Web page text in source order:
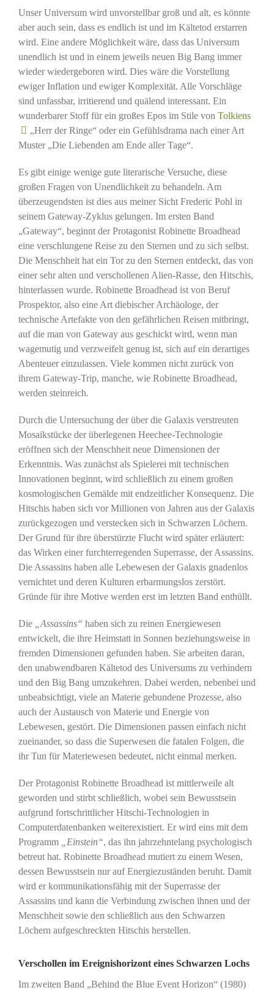
Unser Universum wird unvorstellbar groß und alt, es könnte
aber auch sein, dass es endlich ist und im Kältetod erstarren
wird. Eine andere Möglichkeit wäre, dass das Universum
unendlich ist und in einem jeweils neuen Big Bang immer
wieder wiedergeboren wird. Dies wäre die Vorstellung
ewiger Inflation und ewiger Komplexität. Alle Vorschläge
sind unfassbar, irritierend und quälend interessant. Ein
wunderbarer Stoff für ein großes Epos im Stile von Tolkiens
„Herr der Ringe“ oder ein Gefühlsdrama nach einer Art
Muster „Die Liebenden am Ende aller Tage“.
Es gibt einige wenige gute literarische Versuche, diese
großen Fragen von Unendlichkeit zu behandeln. Am
überzeugendsten ist dies aus meiner Sicht Frederic Pohl in
seinem Gateway-Zyklus gelungen. Im ersten Band
„Gateway“, beginnt der Protagonist Robinette Broadhead
eine verschlungene Reise zu den Sternen und zu sich selbst.
Die Menschheit hat ein Tor zu den Sternen entdeckt, das von
einer sehr alten und verschollenen Alien-Rasse, den Hitschis,
hinterlassen wurde. Robinette Broadhead ist von Beruf
Prospektor, also eine Art diebischer Archäologe, der
technische Artefakte von den gefährlichen Reisen mitbringt,
auf die man von Gateway aus geschickt wird, wenn man
wagemutig und verzweifelt genug ist, sich auf ein derartiges
Abenteuer einzulassen. Viele kommen nicht zurück von
ihrem Gateway-Trip, manche, wie Robinette Broadhead,
werden steinreich.
Durch die Untersuchung der über die Galaxis verstreuten
Mosaikstücke der überlegenen Heechee-Technologie
eröffnen sich der Menschheit neue Dimensionen der
Erkenntnis. Was zunächst als Spielerei mit technischen
Innovationen beginnt, wird schließlich zu einem großen
kosmologischen Gemälde mit endzeitlicher Konsequenz. Die
Hitschis haben sich vor Millionen von Jahren aus der Galaxis
zurückgezogen und verstecken sich in Schwarzen Löchern.
Der Grund für ihre überstürzte Flucht wird später erläutert:
das Wirken einer furchterregenden Superrasse, der Assassins.
Die Assassins haben alle Lebewesen der Galaxis gnadenlos
vernichtet und deren Kulturen erbarmungslos zerstört.
Gründe für ihre Motive werden erst im letzten Band enthüllt.
Die „Assassins“ haben sich zu reinen Energiewesen
entwickelt, die ihre Heimstatt in Sonnen beziehungsweise in
fremden Dimensionen gefunden haben. Sie arbeiten daran,
den unabwendbaren Kältetod des Universums zu verhindern
und den Big Bang umzukehren. Dabei werden, nebenbei und
unbeabsichtigt, viele an Materie gebundene Prozesse, also
auch der Austausch von Materie und Energie von
Lebewesen, gestört. Die Dimensionen passen einfach nicht
zueinander, so dass die Superwesen die fatalen Folgen, die
ihr Tun für Materiewesen bedeutet, nicht einmal merken.
Der Protagonist Robinette Broadhead ist mittlerweile alt
geworden und stirbt schließlich, wobei sein Bewusstsein
aufgrund fortschrittlicher Hitschi-Technologien in
Computerdatenbanken weiterexistiert. Er wird eins mit dem
Programm
„Einstein“, das ihn jahrzehntelang psychologisch
betreut hat. Robinette Broadhead mutiert zu einem Wesen,
dessen Bewusstsein nur auf Energiezuständen beruht. Damit
wird er kommunikationsfähig mit der Superrasse der
Assassins und kann die Verbindung zwischen ihnen und der
Menschheit sowie den schließlich aus den Schwarzen
Löchern aufgeschreckten Hitschis herstellen.
Verschollen im Ereignishorizont eines Schwarzen Lochs
Im zweiten Band „Behind the Blue Event Horizon“ (1980)